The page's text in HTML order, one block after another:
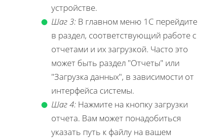
устройстве.
Шаг 3: В главном меню 1С перейдите
в раздел, соответствующий работе с
отчетами и их загрузкой. Часто это
может быть раздел "Отчеты" или
"Загрузка данных", в зависимости от
интерфейса системы.
Шаг 4: Нажмите на кнопку загрузки
отчета. Вам может понадобиться
указать путь к файлу на вашем